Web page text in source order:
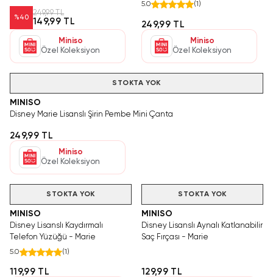
%40
249,99 TL
149,99 TL
Miniso
Özel Koleksiyon
5.0 (1 )
249,99 TL
Miniso
Özel Koleksiyon
STOKTA YOK
MINISO
Disney Marie Lisanslı Şirin Pembe Mini Çanta
249,99 TL
Miniso
Özel Koleksiyon
STOKTA YOK
MINISO
Disney Lisanslı Kaydırmalı
Telefon Yüzüğü - Marie
5.0 (1 )
119,99 TL
STOKTA YOK
MINISO
Disney Lisanslı Aynalı Katlanabilir
Saç Fırçası - Marie
129,99 TL